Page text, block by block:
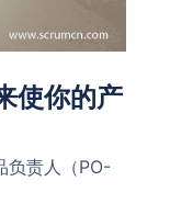
使你的产
负责人（PO-